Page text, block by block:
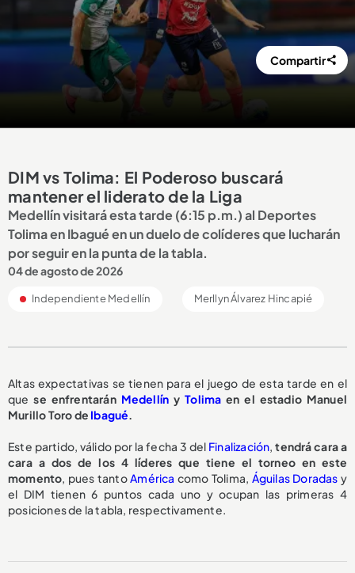
Compartir
DIM vs Tolima: El Poderoso buscará
mantener el liderato de la Liga
Medellín visitará esta tarde (6:15 p.m.) al Deportes
Tolima en Ibagué en un duelo de colíderes que lucharán
por seguir en la punta de la tabla.
04 de agosto de 2026
Independiente Medellín Merllyn Álvarez Hincapié
Altas expectativas se tienen para el juego de esta tarde en el
quese enfrentarán MedellínyTolimaen el estadio Manuel
Murillo Toro de Ibagué
Este partido, válido por la fecha 3 del Finalización ,tendrá cara a
cara a dos de los 4 líderes que tiene el torneo en este
momento , pues tanto América como Tolima, Águilas Doradas y
el DIM tienen 6 puntos cada uno y ocupan las primeras 4
posiciones de la tabla, respectivamente.